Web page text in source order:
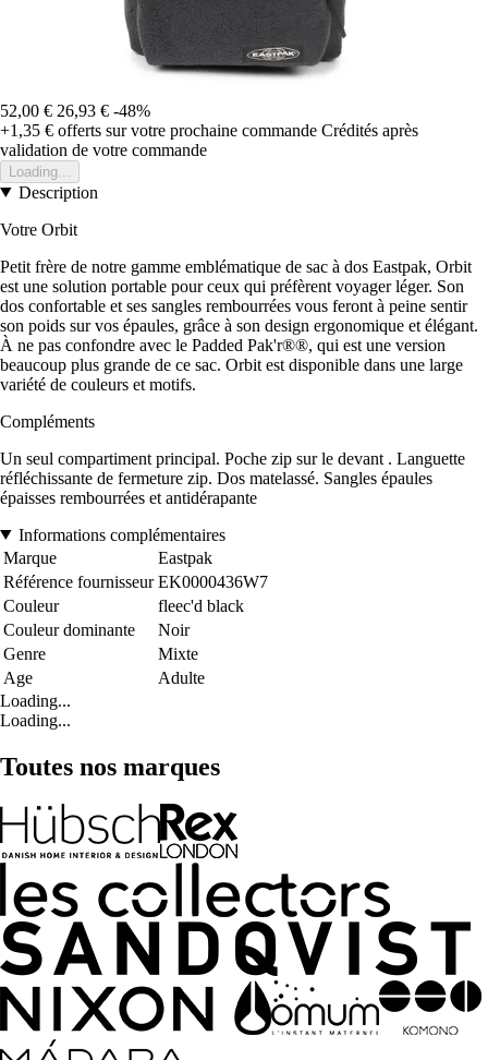
52,00 € 26,93 € -48%
+1,35 € offerts sur votre prochaine commande Crédités après
validation de votre commande
Loading...
Description
Votre Orbit
Petit frère de notre gamme emblématique de sac à dos Eastpak, Orbit
est une solution portable pour ceux qui préfèrent voyager léger. Son
dos confortable et ses sangles rembourrées vous feront à peine sentir
son poids sur vos épaules, grâce à son design ergonomique et élégant.
À ne pas confondre avec le Padded Pak'r®®, qui est une version
beaucoup plus grande de ce sac. Orbit est disponible dans une large
variété de couleurs et motifs.
Compléments
Un seul compartiment principal. Poche zip sur le devant . Languette
réfléchissante de fermeture zip. Dos matelassé. Sangles épaules
épaisses rembourrées et antidérapante
Informations complémentaires
Marque
Eastpak
Référence fournisseur EK0000436W7
Couleur
fleec'd black
Couleur dominante
Noir
Genre
Mixte
Age
Adulte
Loading...
Loading...
Toutes nos marques